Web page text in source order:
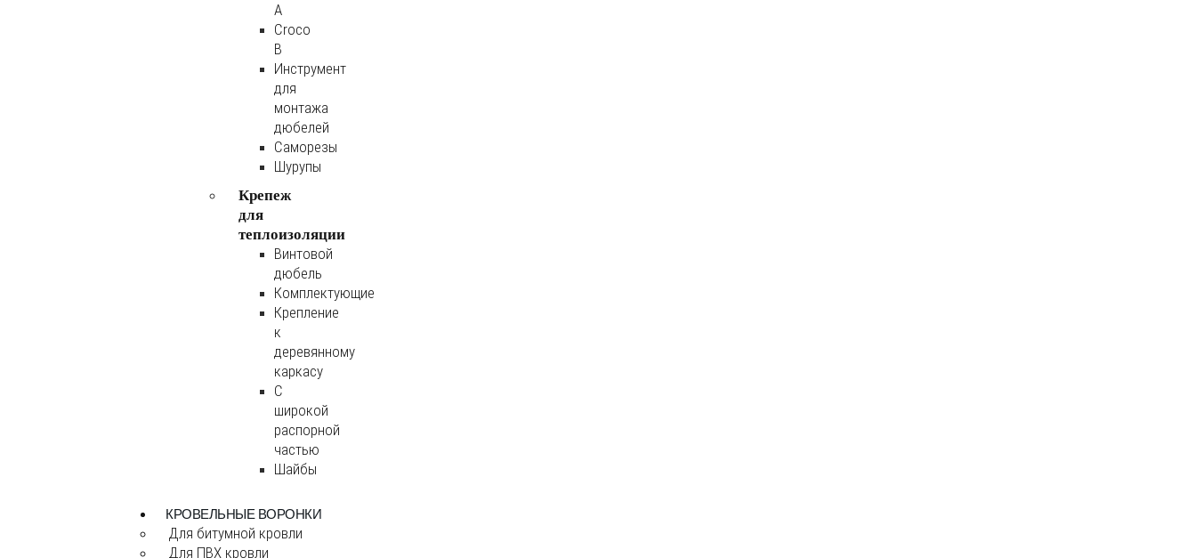
A
Croco
B
Инструмент
для
монтажа
дюбелей
Саморезы
Шурупы
Крепеж
для
теплоизоляции
Винтовой
дюбель
Комплектующие
Крепление
к
деревянному
каркасу
С
широкой
распорной
частью
Шайбы
КРОВЕЛЬНЫЕ ВОРОНКИ
Для битумной кровли
Для ПВХ кровли